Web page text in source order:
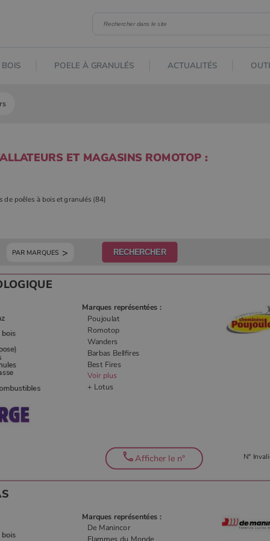
POELE À GRANULÉS ACTUALITÉS
ET MAGASINS ROMOTOP :
de poêles à bois et granulés (84)
PAR MARQUES
Marques représentées :
Poujoulat
Romotop
Wanders
Barbas Bellfires
Best Fires
Voir plus
+ Lotus
N°
Afficher le n°
Marques représentées :
De Manincor